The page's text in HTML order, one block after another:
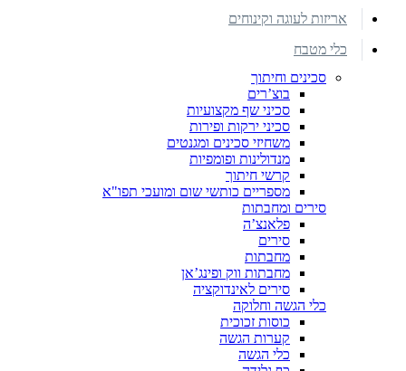
אריזות לעוגה וקינוחים
כלי מטבח
סכינים וחיתוך
בוצ’רים
סכיני שף מקצועיות
סכיני ירקות ופירות
משחיזי סכינים ומגנטים
מנדולינות ופומפיות
קרשי חיתוך
מספריים כותשי שום ומועכי תפו"א
סירים ומחבתות
פלאנצ’ה
סירים
מחבתות
מחבתות ווק ופינג’אן
סירים לאינדוקציה
כלי הגשה וחלוקה
כוסות זכוכית
קערות הגשה
כלי הגשה